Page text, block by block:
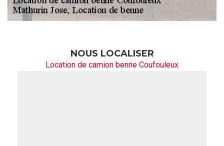
NOUS LOCALISER
Location de camion benne Coufouleux